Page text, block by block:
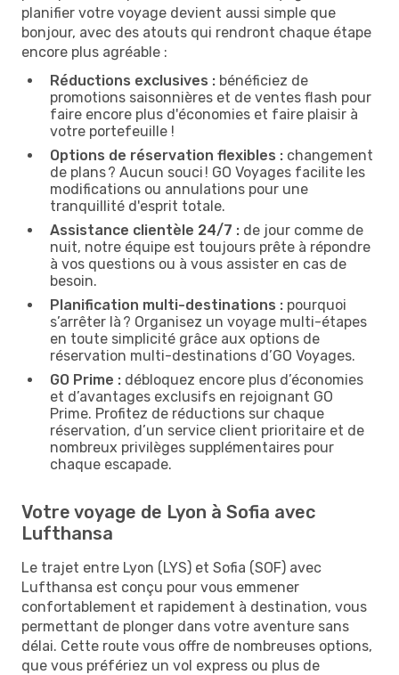
planifier votre voyage devient aussi simple que
bonjour, avec des atouts qui rendront chaque étape
encore plus agréable :
Réductions exclusives : bénéficiez de
promotions saisonnières et de ventes flash pour
faire encore plus d'économies et faire plaisir à
votre portefeuille !
Options de réservation flexibles : changement
de plans ? Aucun souci ! GO Voyages facilite les
modifications ou annulations pour une
tranquillité d'esprit totale.
Assistance clientèle 24/7 : de jour comme de
nuit, notre équipe est toujours prête à répondre
à vos questions ou à vous assister en cas de
besoin.
Planification multi-destinations : pourquoi
s’arrêter là ? Organisez un voyage multi-étapes
en toute simplicité grâce aux options de
réservation multi-destinations d’GO Voyages.
GO Prime : débloquez encore plus d’économies
et d’avantages exclusifs en rejoignant GO
Prime. Profitez de réductions sur chaque
réservation, d’un service client prioritaire et de
nombreux privilèges supplémentaires pour
chaque escapade.
Votre voyage de Lyon à Sofia avec
Lufthansa
Le trajet entre Lyon (LYS) et Sofia (SOF) avec
Lufthansa est conçu pour vous emmener
confortablement et rapidement à destination, vous
permettant de plonger dans votre aventure sans
délai. Cette route vous offre de nombreuses options,
que vous préfériez un vol express ou plus de